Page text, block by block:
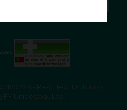
- Resp. Téc.: Dr. Bruno
Unipessoal, Lda.